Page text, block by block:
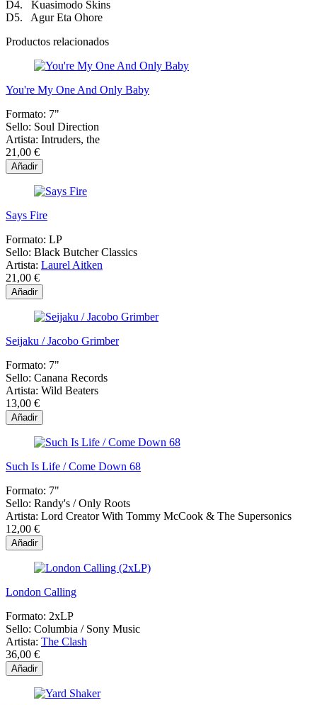
D4. Kuasimodo Skins
D5. Agur Eta Ohore
Productos relacionados
You're My One And Only Baby
Formato: 7"
Sello: Soul Direction
Artista: Intruders, the
21,00 €
Añadir
Says Fire
Formato: LP
Sello: Black Butcher Classics
Artista: Laurel Aitken
21,00 €
Añadir
Seijaku / Jacobo Grimber
Formato: 7"
Sello: Canana Records
Artista: Wild Beaters
13,00 €
Añadir
Such Is Life / Come Down 68
Formato: 7"
Sello: Randy's / Only Roots
Artista: Lord Creator With Tommy McCook & The Supersonics
12,00 €
Añadir
London Calling
Formato: 2xLP
Sello: Columbia ‎/ Sony Music
Artista: The Clash
36,00 €
Añadir